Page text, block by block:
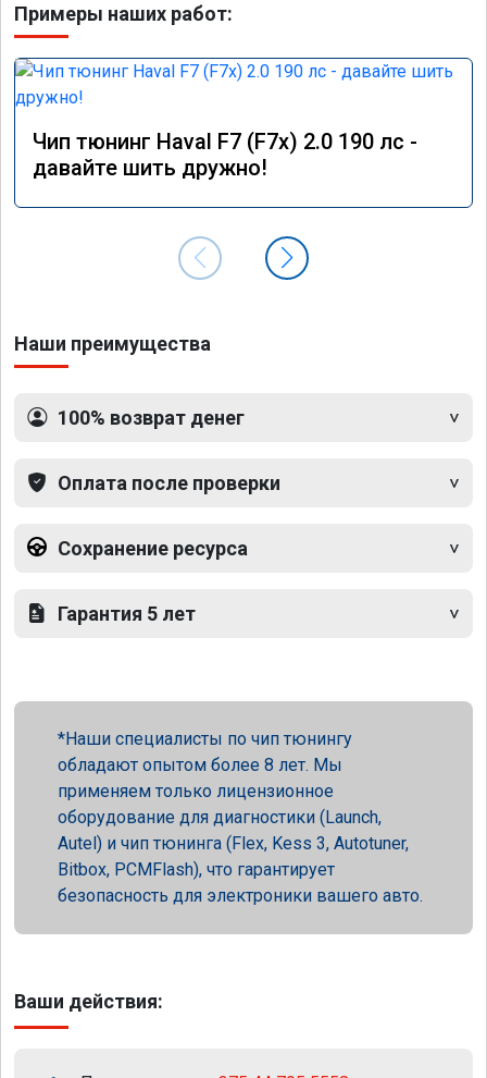
Примеры наших работ:
Чип тюнинг Haval F7 (F7x) 2.0 190 лс -
давайте шить дружно!
Наши преимущества
100% возврат денег
Оплата после проверки
Сохранение ресурса
Гарантия 5 лет
Наши специалисты по чип тюнингу
обладают опытом более 8 лет. Мы
применяем только лицензионное
оборудование для диагностики (Launch,
Autel) и чип тюнинга (Flex, Kess 3, Autotuner,
Bitbox, PCMFlash), что гарантирует
безопасность для электроники вашего авто.
Ваши действия: